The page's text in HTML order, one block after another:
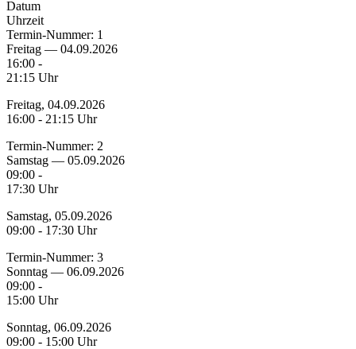
Datum
Uhrzeit
Termin-Nummer: 1
Freitag — 04.09.2026
16:00 -
21:15 Uhr
Freitag, 04.09.2026
16:00 - 21:15 Uhr
Termin-Nummer: 2
Samstag — 05.09.2026
09:00 -
17:30 Uhr
Samstag, 05.09.2026
09:00 - 17:30 Uhr
Termin-Nummer: 3
Sonntag — 06.09.2026
09:00 -
15:00 Uhr
Sonntag, 06.09.2026
09:00 - 15:00 Uhr